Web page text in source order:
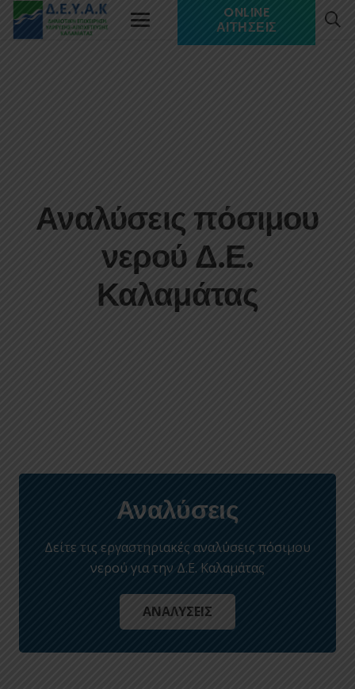
ONLINE
ΑΙΤΉΣΕΙΣ
Αναλύσεις πόσιμου
νερού Δ.Ε.
Καλαμάτας
Αναλύσεις
Δείτε τις εργαστηριακές αναλύσεις πόσιμου
νερού για την Δ.Ε. Καλαμάτας
ΑΝΑΛΥΣΕΙΣ